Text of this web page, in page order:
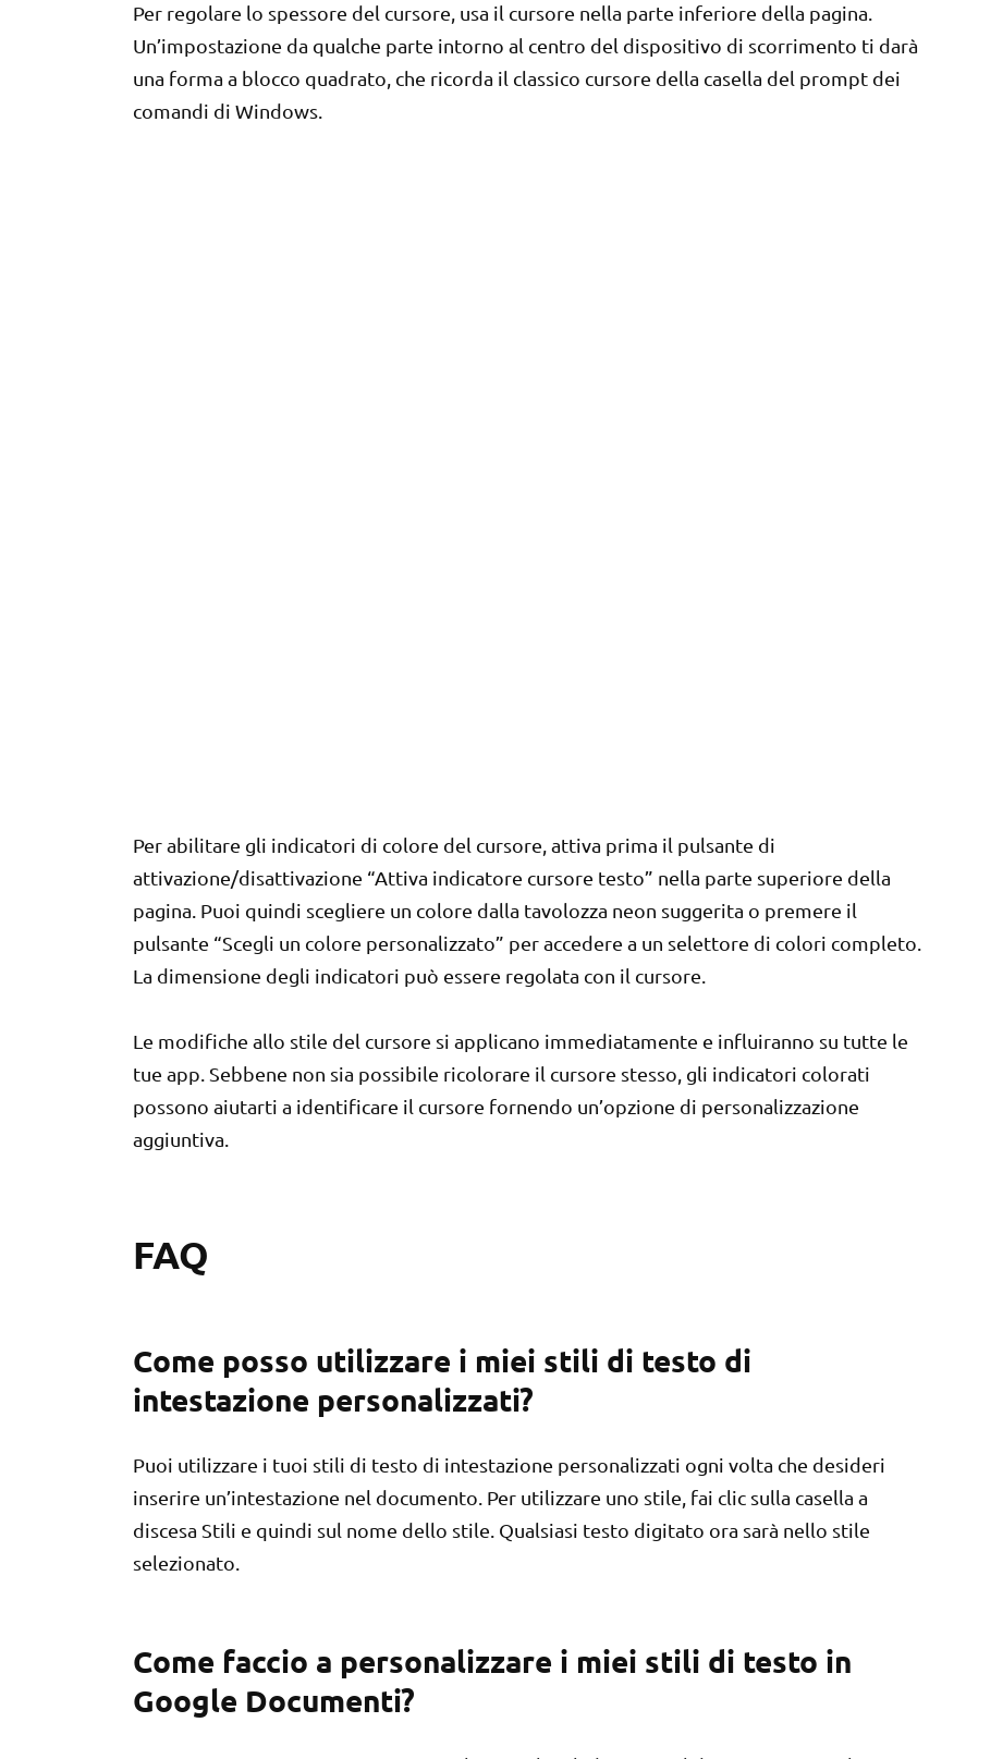
Per regolare lo spessore del cursore, usa il cursore nella parte inferiore della pagina.
Un’impostazione da qualche parte intorno al centro del dispositivo di scorrimento ti darà
una forma a blocco quadrato, che ricorda il classico cursore della casella del prompt dei
comandi di Windows.
Per abilitare gli indicatori di colore del cursore, attiva prima il pulsante di
attivazione/disattivazione “Attiva indicatore cursore testo” nella parte superiore della
pagina. Puoi quindi scegliere un colore dalla tavolozza neon suggerita o premere il
pulsante “Scegli un colore personalizzato” per accedere a un selettore di colori completo.
La dimensione degli indicatori può essere regolata con il cursore.
Le modifiche allo stile del cursore si applicano immediatamente e influiranno su tutte le
tue app. Sebbene non sia possibile ricolorare il cursore stesso, gli indicatori colorati
possono aiutarti a identificare il cursore fornendo un’opzione di personalizzazione
aggiuntiva.
FAQ
Come posso utilizzare i miei stili di testo di
intestazione personalizzati?
Puoi utilizzare i tuoi stili di testo di intestazione personalizzati ogni volta che desideri
inserire un’intestazione nel documento. Per utilizzare uno stile, fai clic sulla casella a
discesa Stili e quindi sul nome dello stile. Qualsiasi testo digitato ora sarà nello stile
selezionato.
Come faccio a personalizzare i miei stili di testo in
Google Documenti?